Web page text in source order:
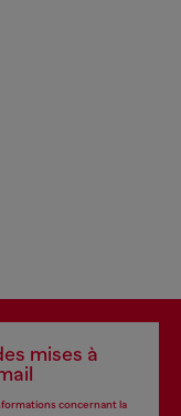
mises à
concernant la